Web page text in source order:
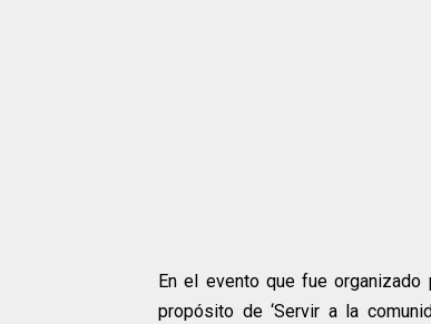
En el evento que fue
propósito de ‘Servir a la